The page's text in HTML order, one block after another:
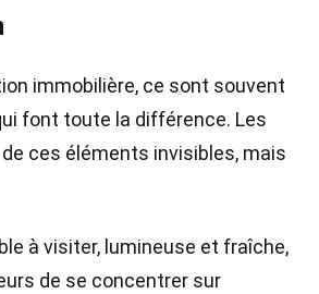
immobilière, ce sont souvent
font toute la différence. Les
ces éléments invisibles, mais
à visiter, lumineuse et fraîche,
de se concentrer sur